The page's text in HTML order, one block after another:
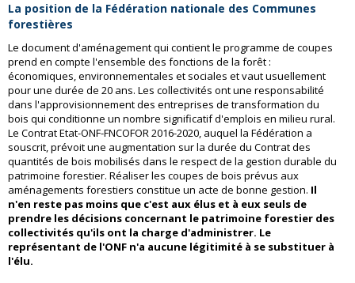
La position de la Fédération nationale des Communes
forestières
Le document d'aménagement qui contient le programme de coupes
prend en compte l'ensemble des fonctions de la forêt :
économiques, environnementales et sociales et vaut usuellement
pour une durée de 20 ans. Les collectivités ont une responsabilité
dans l'approvisionnement des entreprises de transformation du
bois qui conditionne un nombre significatif d'emplois en milieu rural.
Le Contrat Etat-ONF-FNCOFOR 2016-2020, auquel la Fédération a
souscrit, prévoit une augmentation sur la durée du Contrat des
quantités de bois mobilisés dans le respect de la gestion durable du
patrimoine forestier. Réaliser les coupes de bois prévus aux
aménagements forestiers constitue un acte de bonne gestion. Il
n'en reste pas moins que c'est aux élus et à eux seuls de
prendre les décisions concernant le patrimoine forestier des
collectivités qu'ils ont la charge d'administrer. Le
représentant de l'ONF n'a aucune légitimité à se substituer à
l'élu.